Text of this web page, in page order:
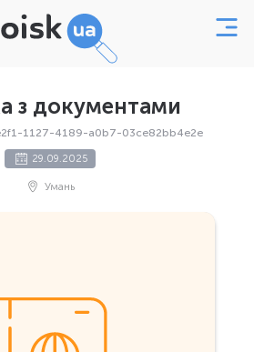
з документами
1127-4189-a0b7-03ce82bb4e2e
29.09.2025
Умань